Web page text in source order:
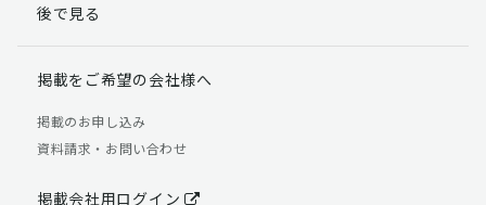
る権利があります。
「個人情報の取り扱いについて」
【お問合せ先】 個人情報問合せ窓口
TEL：03-5411-7891（平日9:00 ～ 18:00）
後で見る
掲載をご希望の会社様へ
掲載のお申し込み
資料請求・お問い合わせ
掲載会社用ログイン